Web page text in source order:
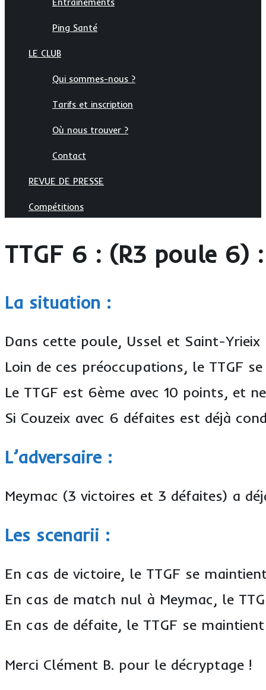
Ping Santé
LE CLUB
Qui sommes-nous ?
Tarifs et inscription
Où nous trouver ?
Contact
REVUE DE PRESSE
Compétitions
TTGF 6 : (R3 poule
La situation :
Dans cette poule, Ussel et Saint-
Loin de ces préoccupations, le TTGF
Le TTGF est 6ème avec 10 points, et
Si Couzeix avec 6 défaites est déjà
L’adversaire :
Meymac (3 victoires et 3 défaites) a
Les scenarii :
En cas de victoire, le TTGF se
En cas de match nul à Meymac, le
En cas de défaite, le TTGF se
Merci Clément B. pour le décryptage !